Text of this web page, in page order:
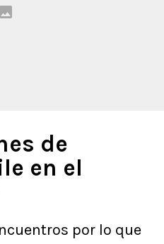
de
en el
por lo que